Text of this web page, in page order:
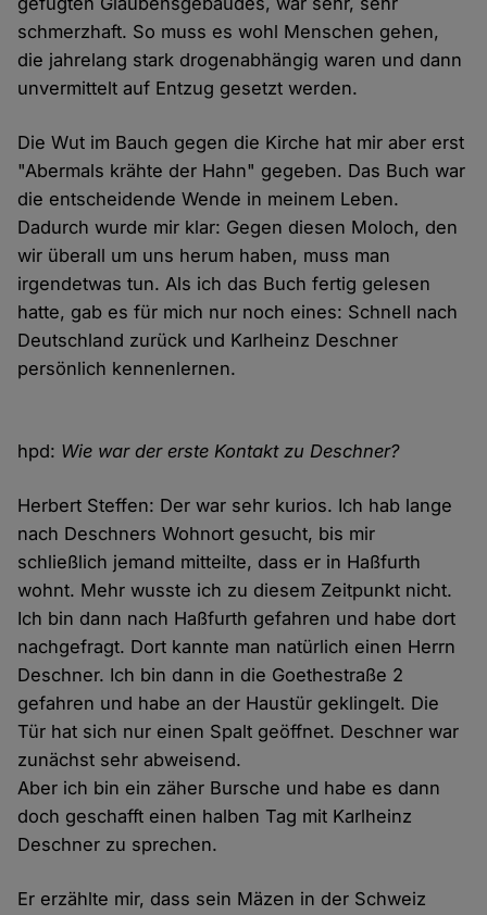
schmerzhaft. So muss es wohl Menschen gehen,
die jahrelang stark drogenabhängig waren und dann
unvermittelt auf Entzug gesetzt werden.
Die Wut im Bauch gegen die Kirche hat mir aber erst
"Abermals krähte der Hahn" gegeben. Das Buch war
die entscheidende Wende in meinem Leben.
Dadurch wurde mir klar: Gegen diesen Moloch, den
wir überall um uns herum haben, muss man
irgendetwas tun. Als ich das Buch fertig gelesen
hatte, gab es für mich nur noch eines: Schnell nach
Deutschland zurück und Karlheinz Deschner
persönlich kennenlernen.
hpd: Wie war der erste Kontakt zu Deschner?
Herbert Steffen: Der war sehr kurios. Ich hab lange
nach Deschners Wohnort gesucht, bis mir
schließlich jemand mitteilte, dass er in Haßfurth
wohnt. Mehr wusste ich zu diesem Zeitpunkt nicht.
Ich bin dann nach Haßfurth gefahren und habe dort
nachgefragt. Dort kannte man natürlich einen Herrn
Deschner. Ich bin dann in die Goethestraße 2
gefahren und habe an der Haustür geklingelt. Die
Tür hat sich nur einen Spalt geöffnet. Deschner war
zunächst sehr abweisend.
Aber ich bin ein zäher Bursche und habe es dann
doch geschafft einen halben Tag mit Karlheinz
Deschner zu sprechen.
Er erzählte mir, dass sein Mäzen in der Schweiz